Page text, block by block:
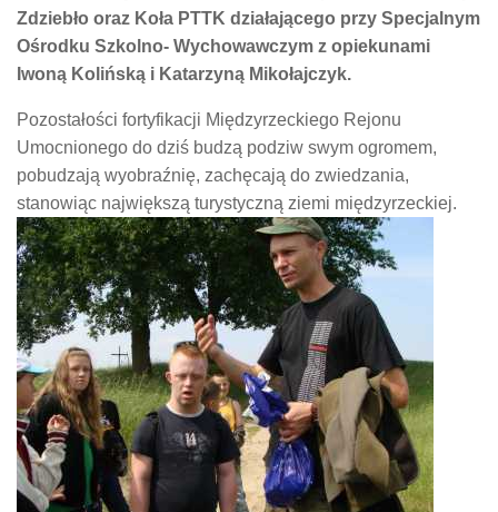
Zdziebło oraz Koła PTTK działającego przy Specjalnym
Ośrodku Szkolno- Wychowawczym z opiekunami
Iwoną Kolińską i Katarzyną Mikołajczyk.
Pozostałości fortyfikacji Międzyrzeckiego Rejonu
Umocnionego do dziś budzą podziw swym ogromem,
pobudzają wyobraźnię, zachęcają do zwiedzania,
stanowiąc największą turystyczną ziemi międzyrzeckiej.